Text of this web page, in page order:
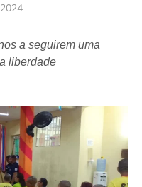
a seguirem uma
liberdade